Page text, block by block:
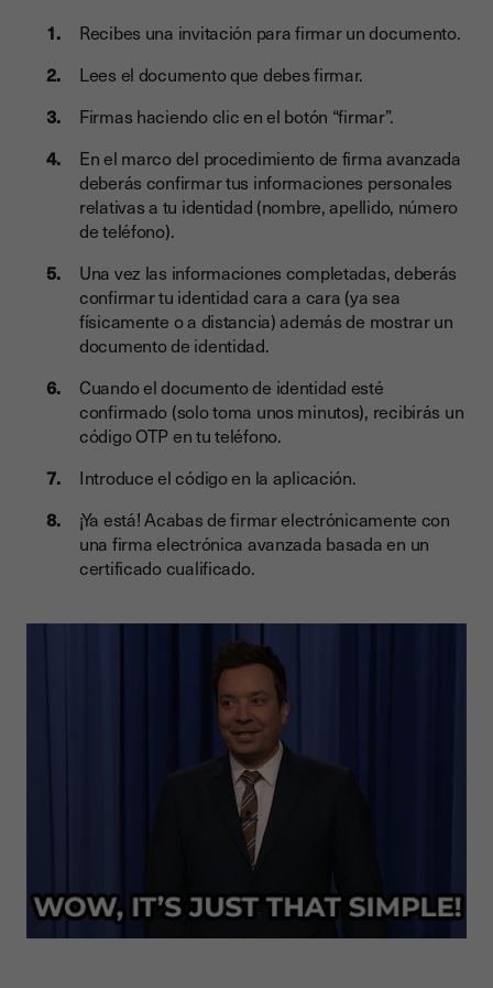
Recibes una invitación para firmar un documento.
Lees el documento que debes firmar.
Firmas haciendo clic en el botón “firmar”.
En el marco del procedimiento de firma avanzada
deberás confirmar tus informaciones personales
relativas a tu identidad (nombre, apellido, número
de teléfono).
Una vez las informaciones completadas, deberás
confirmar tu identidad cara a cara (ya sea
físicamente o a distancia) además de mostrar un
documento de identidad.
Cuando el documento de identidad esté
confirmado (solo toma unos minutos), recibirás un
código OTP en tu teléfono.
Introduce el código en la aplicación.
¡Ya está! Acabas de firmar electrónicamente con
una firma electrónica avanzada basada en un
certificado cualificado.